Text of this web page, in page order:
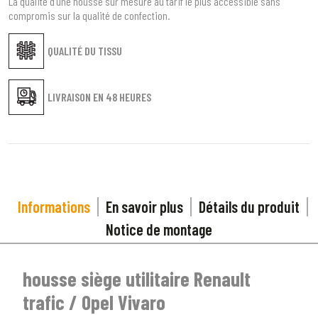
QUALITÉ DU TISSU
LIVRAISON EN 48 HEURES
compromis sur la qualité de confection.
Informations En savoir plus
Détails du produit
Notice de montage
housse siège utilitaire Renault
trafic / Opel Vivaro